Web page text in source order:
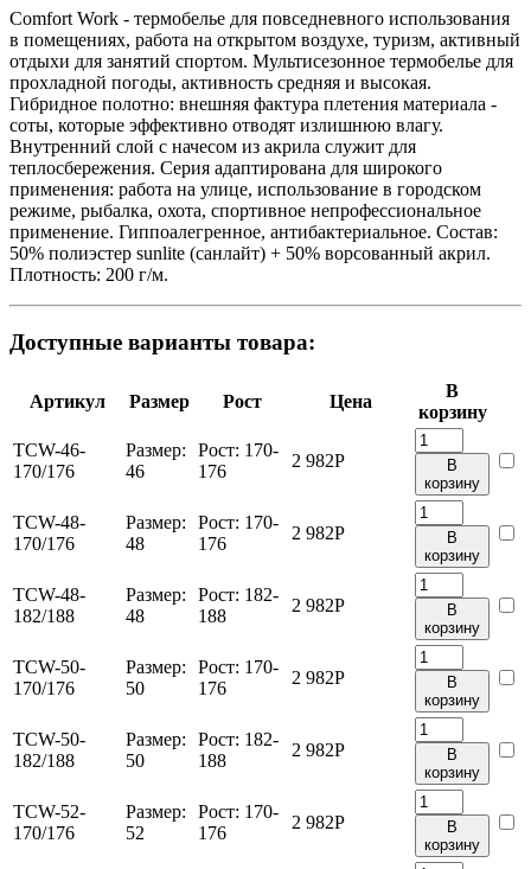
Comfort Work - термобелье для повседневного использования
в помещениях, работа на открытом воздухе, туризм, активный
отдыхи для занятий спортом. Мультисезонное термобелье для
прохладной погоды, активность средняя и высокая.
Гибридное полотно: внешняя фактура плетения материала -
соты, которые эффективно отводят излишнюю влагу.
Внутренний слой с начесом из акрила служит для
теплосбережения. Серия адаптирована для широкого
применения: работа на улице, использование в городском
режиме, рыбалка, охота, спортивное непрофессиональное
применение. Гиппоалегренное, антибактериальное. Состав:
50% полиэстер sunlite (санлайт) + 50% ворсованный акрил.
Плотность: 200 г/м.
Доступные варианты товара:
Артикул Размер Рост Цена
В
корзину
TCW-46-
170/176
Размер:
46
Рост: 170-
176
2 982Р
В
корзину
TCW-48-
170/176
Размер:
48
Рост: 170-
176
2 982Р
В
корзину
TCW-48-
182/188
Размер:
48
Рост: 182-
188
2 982Р
В
корзину
TCW-50-
170/176
Размер:
50
Рост: 170-
176
2 982Р
В
корзину
TCW-50-
182/188
Размер:
50
Рост: 182-
188
2 982Р
В
корзину
TCW-52-
170/176
Размер:
52
Рост: 170-
176
2 982Р
В
корзину